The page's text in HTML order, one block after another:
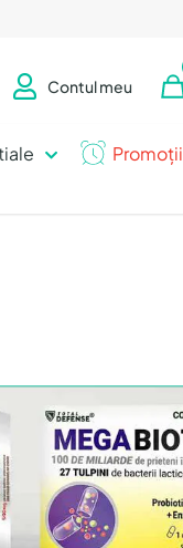
Contul meu
Promoții